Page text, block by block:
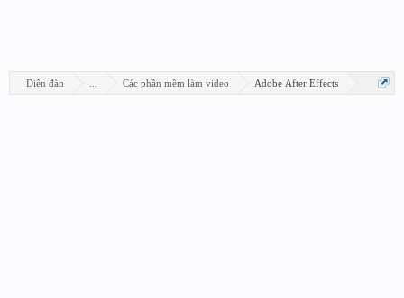
Diễn đàn Các phần mềm làm video Adobe After Effects